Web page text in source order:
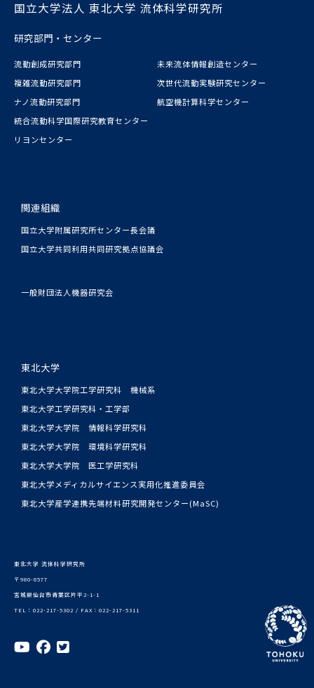
国立大学法人 東北大学 流体科学研究所
研究部門・センター
流動創成研究部門
複雑流動研究部門
ナノ流動研究部門
統合流動科学国際研究教育センター
リヨンセンター
未来流体情報創造センター
次世代流動実験研究センター
航空機計算科学センター
関連組織
国立大学附属研究所センター長会議
国立大学共同利用共同研究拠点協議会
一般財団法人機器研究会
東北大学
東北大学大学院工学研究科 機械系
東北大学工学研究科・工学部
東北大学大学院 情報科学研究科
東北大学大学院 環境科学研究科
東北大学大学院 医工学研究科
東北大学メディカルサイエンス実用化推進委員会
東北大学産学連携先端材料研究開発センター(MaSC)
東北大学 流体科学研究所
〒980-8577
宮城県仙台市青葉区片平2-1-1
TEL：022-217-5302 / FAX：022-217-5311